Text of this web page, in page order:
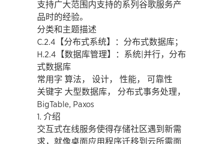
支持广大范围内支持的系列谷歌服务产
品时的经验。
分类和主题描述
C.2.4【分布式系统】：分布式数据库；
H.2.4【数据库管理】：系统|并行，分布
式数据库
常用字 算法， 设计， 性能， 可靠性
关键字 大型数据库， 分布式事务处理，
BigTable, Paxos
1. 介绍
交互式在线服务使得存储社区遇到新需
求，就像桌面应用程序迁移到云所需面